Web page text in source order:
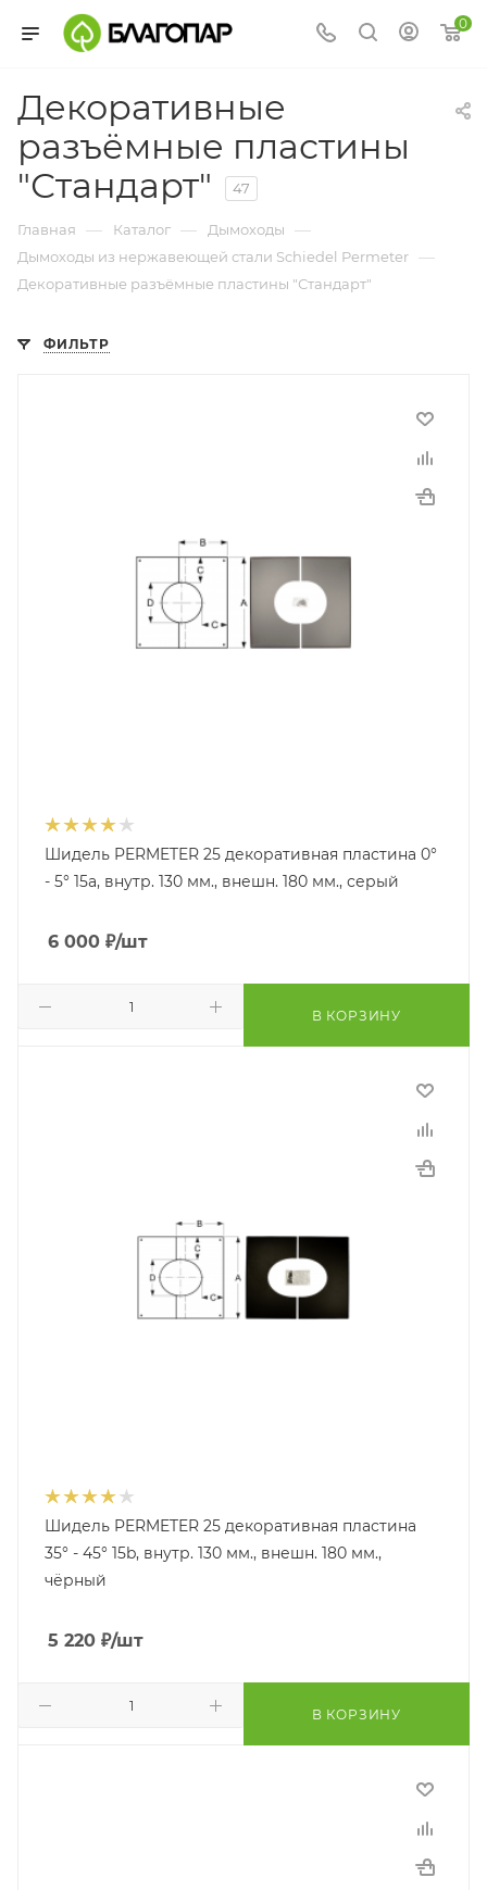
0
Декоративные
разъёмные пластины
"Стандарт"
47
Главная — Каталог — Дымоходы —
Дымоходы из нержавеющей стали Schiedel Permeter —
Декоративные разъёмные пластины "Стандарт"
ФИЛЬТР
Шидель PERMETER 25 декоративная пластина 0°
- 5° 15a, внутр. 130 мм., внешн. 180 мм., серый
6 000 ₽/шт
В КОРЗИНУ
Шидель PERMETER 25 декоративная пластина
35° - 45° 15b, внутр. 130 мм., внешн. 180 мм.,
чёрный
5 220 ₽/шт
В КОРЗИНУ